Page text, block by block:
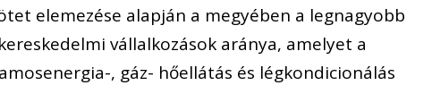
elemezése alapján a megyében a legnagyobb
vállalkozások aránya, amelyet a
, gáz- hőellátás és légkondicionálás